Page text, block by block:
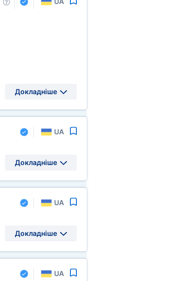
Докладніше
UA
Докладніше
UA
Докладніше
UA